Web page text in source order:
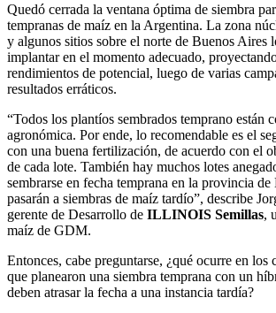
Quedó cerrada la ventana óptima de siembra
tempranas de maíz en la Argentina. La zona
y algunos sitios sobre el norte de Buenos Aires
implantar en el momento adecuado,
rendimientos de potencial, luego de varias
resultados erráticos.
“Todos los plantíos sembrados temprano están
agronómica. Por ende, lo recomendable es el
con una buena fertilización, de acuerdo con el
de cada lote. También hay muchos lotes
sembrarse en fecha temprana en la provincia
pasarán a siembras de maíz tardío”, describe
gerente de Desarrollo de ILLINOIS Semillas,
maíz de GDM.
Entonces, cabe preguntarse, ¿qué ocurre en los
que planearon una siembra temprana con un
deben atrasar la fecha a una instancia tardía?